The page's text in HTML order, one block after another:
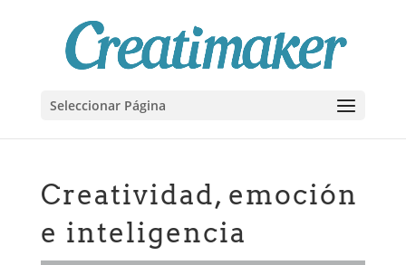
Seleccionar Página
Creatividad, emoción
e inteligencia